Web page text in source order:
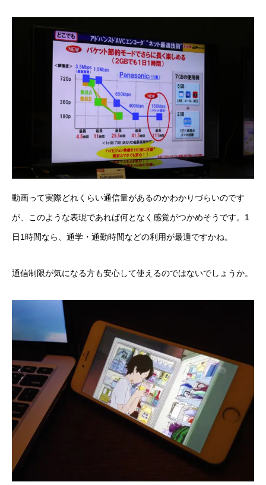
動画って実際どれくらい通信量があるのかわかりづらいのです
が、このような表現であれば何となく感覚がつかめそうです。1
日1時間なら、通学・通勤時間などの利用が最適ですかね。
通信制限が気になる方も安心して使えるのではないでしょうか。